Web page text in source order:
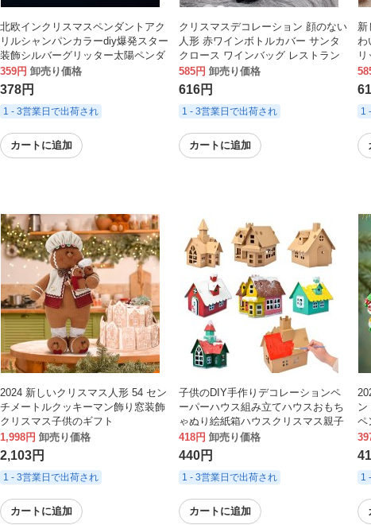
北欧インクリスマスペンダントアク
リルシャンパンカラーdiy爆発スター
装飾シルバーグリッター太陽ペンダ
ント
359円 卸売り価格
378円
1 - 3営業日で出荷され
カートに追加
クリスマスデコレーション 顔のない
人形 赤ワインボトルカバー サンタ
クロース ワインバッグ レストラン
ホリデー ドレスアップ
585円 卸売り価格
616円
1 - 3営業日で出荷され
カートに追加
新
わ
ス
1
2024 新しいクリスマス人形 54 セン
チメートルクッキーマン飾り窓装飾
クリスマス子供のギフト
1,998円 卸売り価格
2,103円
1 - 3営業日で出荷され
カートに追加
子供のDIY手作りデコレーションペ
ーパーハウス組み立てハウスおもち
ゃぬり絵紙箱ハウスクリスマス親子
ダンボールハウス
418円 卸売り価格
440円
1 - 3営業日で出荷され
カートに追加
ン
ペ
飾
1